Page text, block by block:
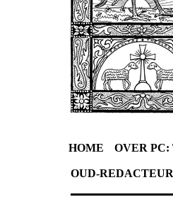
HOME OVER PC:
OUD-